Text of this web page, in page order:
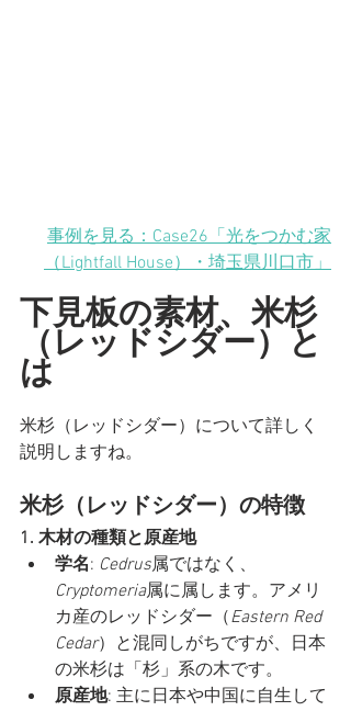
事例を見る：Case26「光をつかむ家
（Lightfall House）・埼玉県川口市」
下見板の素材、米杉
（レッドシダー）と
は
米杉（レッドシダー）について詳しく
説明しますね。
米杉（レッドシダー）の特徴
1. 木材の種類と原産地
学名: Cedrus属ではなく、
Cryptomeria属に属します。アメリ
カ産のレッドシダー（Eastern Red
Cedar）と混同しがちですが、日本
の米杉は「杉」系の木です。
原産地: 主に日本や中国に自生して